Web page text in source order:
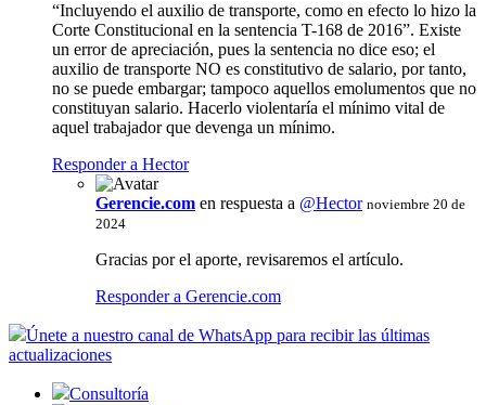
“Incluyendo el auxilio de transporte, como en efecto lo hizo la
Corte Constitucional en la sentencia T-168 de 2016”. Existe
un error de apreciación, pues la sentencia no dice eso; el
auxilio de transporte NO es constitutivo de salario, por tanto,
no se puede embargar; tampoco aquellos emolumentos que no
constituyan salario. Hacerlo violentaría el mínimo vital de
aquel trabajador que devenga un mínimo.
Responder a Hector
Gerencie.com en respuesta a @Hector noviembre 20 de
2024
Gracias por el aporte, revisaremos el artículo.
Responder a Gerencie.com
Únete a nuestro canal de WhatsApp para recibir las últimas
actualizaciones
Consultoría